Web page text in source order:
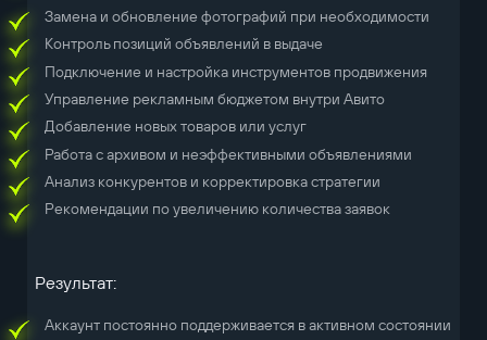
Замена и обновление фотографий при необходимости
Контроль позиций объявлений в выдаче
Подключение и настройка инструментов продвижения
Управление рекламным бюджетом внутри Авито
Добавление новых товаров или услуг
Работа с архивом и неэффективными объявлениями
Анализ конкурентов и корректировка стратегии
Рекомендации по увеличению количества заявок
Результат:
Аккаунт постоянно поддерживается в активном состоянии